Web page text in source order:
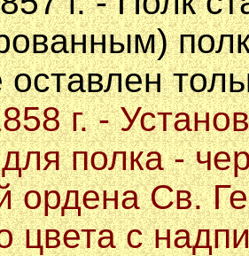
оставлен
г. -
полка -
ордена Св.
цвета с